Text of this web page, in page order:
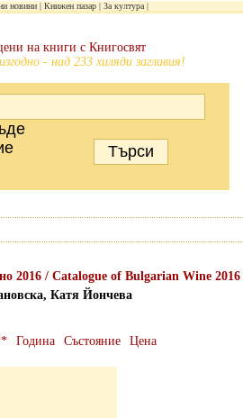
новини Книжен пазар За култура
- над 233 хиляди заглавия!
2016 / Catalogue of Bulgarian Wine 2016
Катя Йончева
Година Състояние Цена